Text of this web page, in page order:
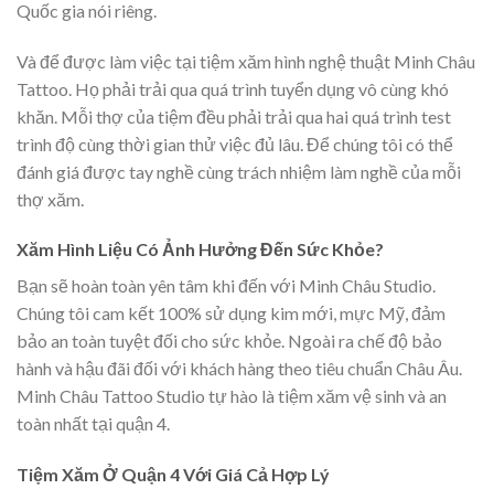
Quốc gia nói riêng.
Và để được làm việc tại tiệm xăm hình nghệ thuật Minh Châu
Tattoo. Họ phải trải qua quá trình tuyển dụng vô cùng khó
khăn. Mỗi thợ của tiệm đều phải trải qua hai quá trình test
trình độ cùng thời gian thử việc đủ lâu. Để chúng tôi có thể
đánh giá được tay nghề cùng trách nhiệm làm nghề của mỗi
thợ xăm.
Xăm Hình Liệu Có Ảnh Hưởng Đến Sức Khỏe?
Bạn sẽ hoàn toàn yên tâm khi đến với Minh Châu Studio.
Chúng tôi cam kết 100% sử dụng kim mới, mực Mỹ, đảm
bảo an toàn tuyệt đối cho sức khỏe. Ngoài ra chế độ bảo
hành và hậu đãi đối với khách hàng theo tiêu chuẩn Châu Âu.
Minh Châu Tattoo Studio tự hào là tiệm xăm vệ sinh và an
toàn nhất tại quận 4.
Tiệm Xăm Ở Quận 4 Với Giá Cả Hợp Lý